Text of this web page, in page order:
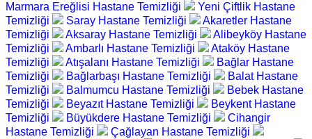
Marmara Ereğlisi Hastane Temizliği
Yeni Çiftlik Hastane
Temizliği
Saray Hastane Temizliği
Akaretler Hastane
Temizliği
Aksaray Hastane Temizliği
Alibeyköy Hastane
Temizliği
Ambarlı Hastane Temizliği
Ataköy Hastane
Temizliği
Atışalanı Hastane Temizliği
Bağlar Hastane
Temizliği
Bağlarbaşı Hastane Temizliği
Balat Hastane
Temizliği
Balmumcu Hastane Temizliği
Bebek Hastane
Temizliği
Beyazıt Hastane Temizliği
Beykent Hastane
Temizliği
Büyükdere Hastane Temizliği
Cihangir
Hastane Temizliği
Çağlayan Hastane Temizliği